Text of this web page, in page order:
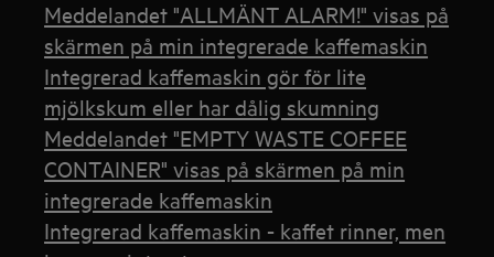
Meddelandet "ALLMÄNT ALARM!" visas på
skärmen på min integrerade kaffemaskin
Integrerad kaffemaskin gör för lite
mjölkskum eller har dålig skumning
Meddelandet "EMPTY WASTE COFFEE
CONTAINER" visas på skärmen på min
integrerade kaffemaskin
Integrerad kaffemaskin - kaffet rinner, men